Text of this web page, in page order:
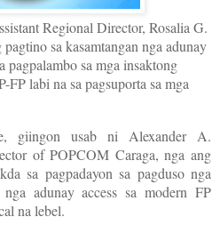
Regional Director, Rosalia G.
sa kasamtangan nga adunay
pagpalambo sa mga insaktong
FP labi na sa pagsuporta sa mga
giingon usab ni Alexander A.
of POPCOM Caraga, nga ang
sa pagpadayon sa pagduso nga
adunay access sa modern FP
na lebel.